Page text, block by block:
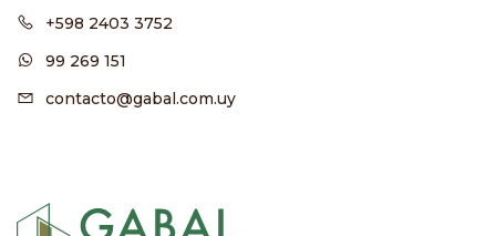
+598 2403 3752
99 269 151
contacto@gabal.com.uy